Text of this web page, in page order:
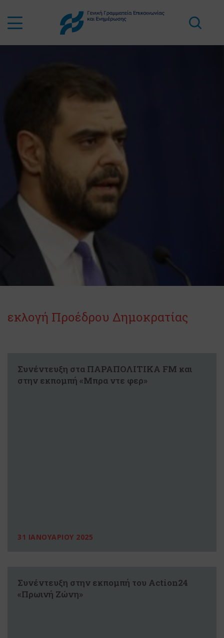
εκλογή Προέδρου Δημοκρατίας
Συνέντευξη στα ΠΑΡΑΠΟΛΙΤΙΚΑ FM και
στην εκπομπή «Μπρα ντε φερ»
31 ΙΑΝΟΥΑΡΙΟΥ 2025
Συνέντευξη στην εκπομπή του Action24
«Πρωινή Ζώνη»